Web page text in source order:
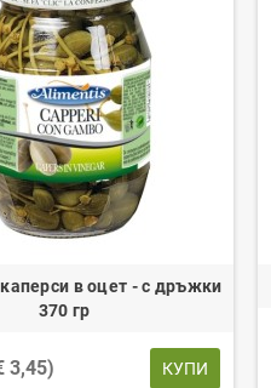
в оцет - с дръжки
370 гр
3,45) КУПИ